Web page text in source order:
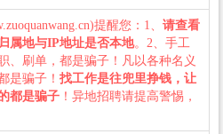
提醒您：1、 请查看
属地与IP地址是否本地。2、手工
、刷单，都是骗子！凡以各种名义
是骗子！ 找工作是往兜里挣钱，让
都是骗子 ！异地招聘请提高警惕，